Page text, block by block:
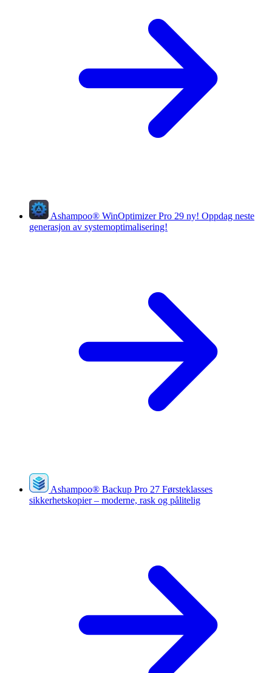
Ashampoo® WinOptimizer Pro 29 ny! Oppdag neste
generasjon av systemoptimalisering!
Ashampoo® Backup Pro 27 Førsteklasses
sikkerhetskopier – moderne, rask og pålitelig